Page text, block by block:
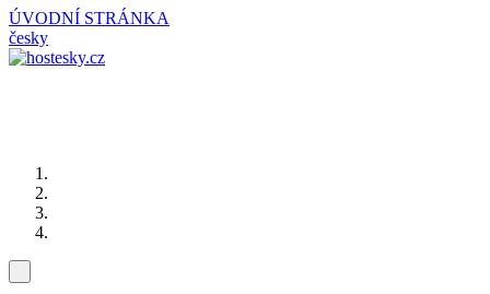
ÚVODNÍ STRÁNKA
česky